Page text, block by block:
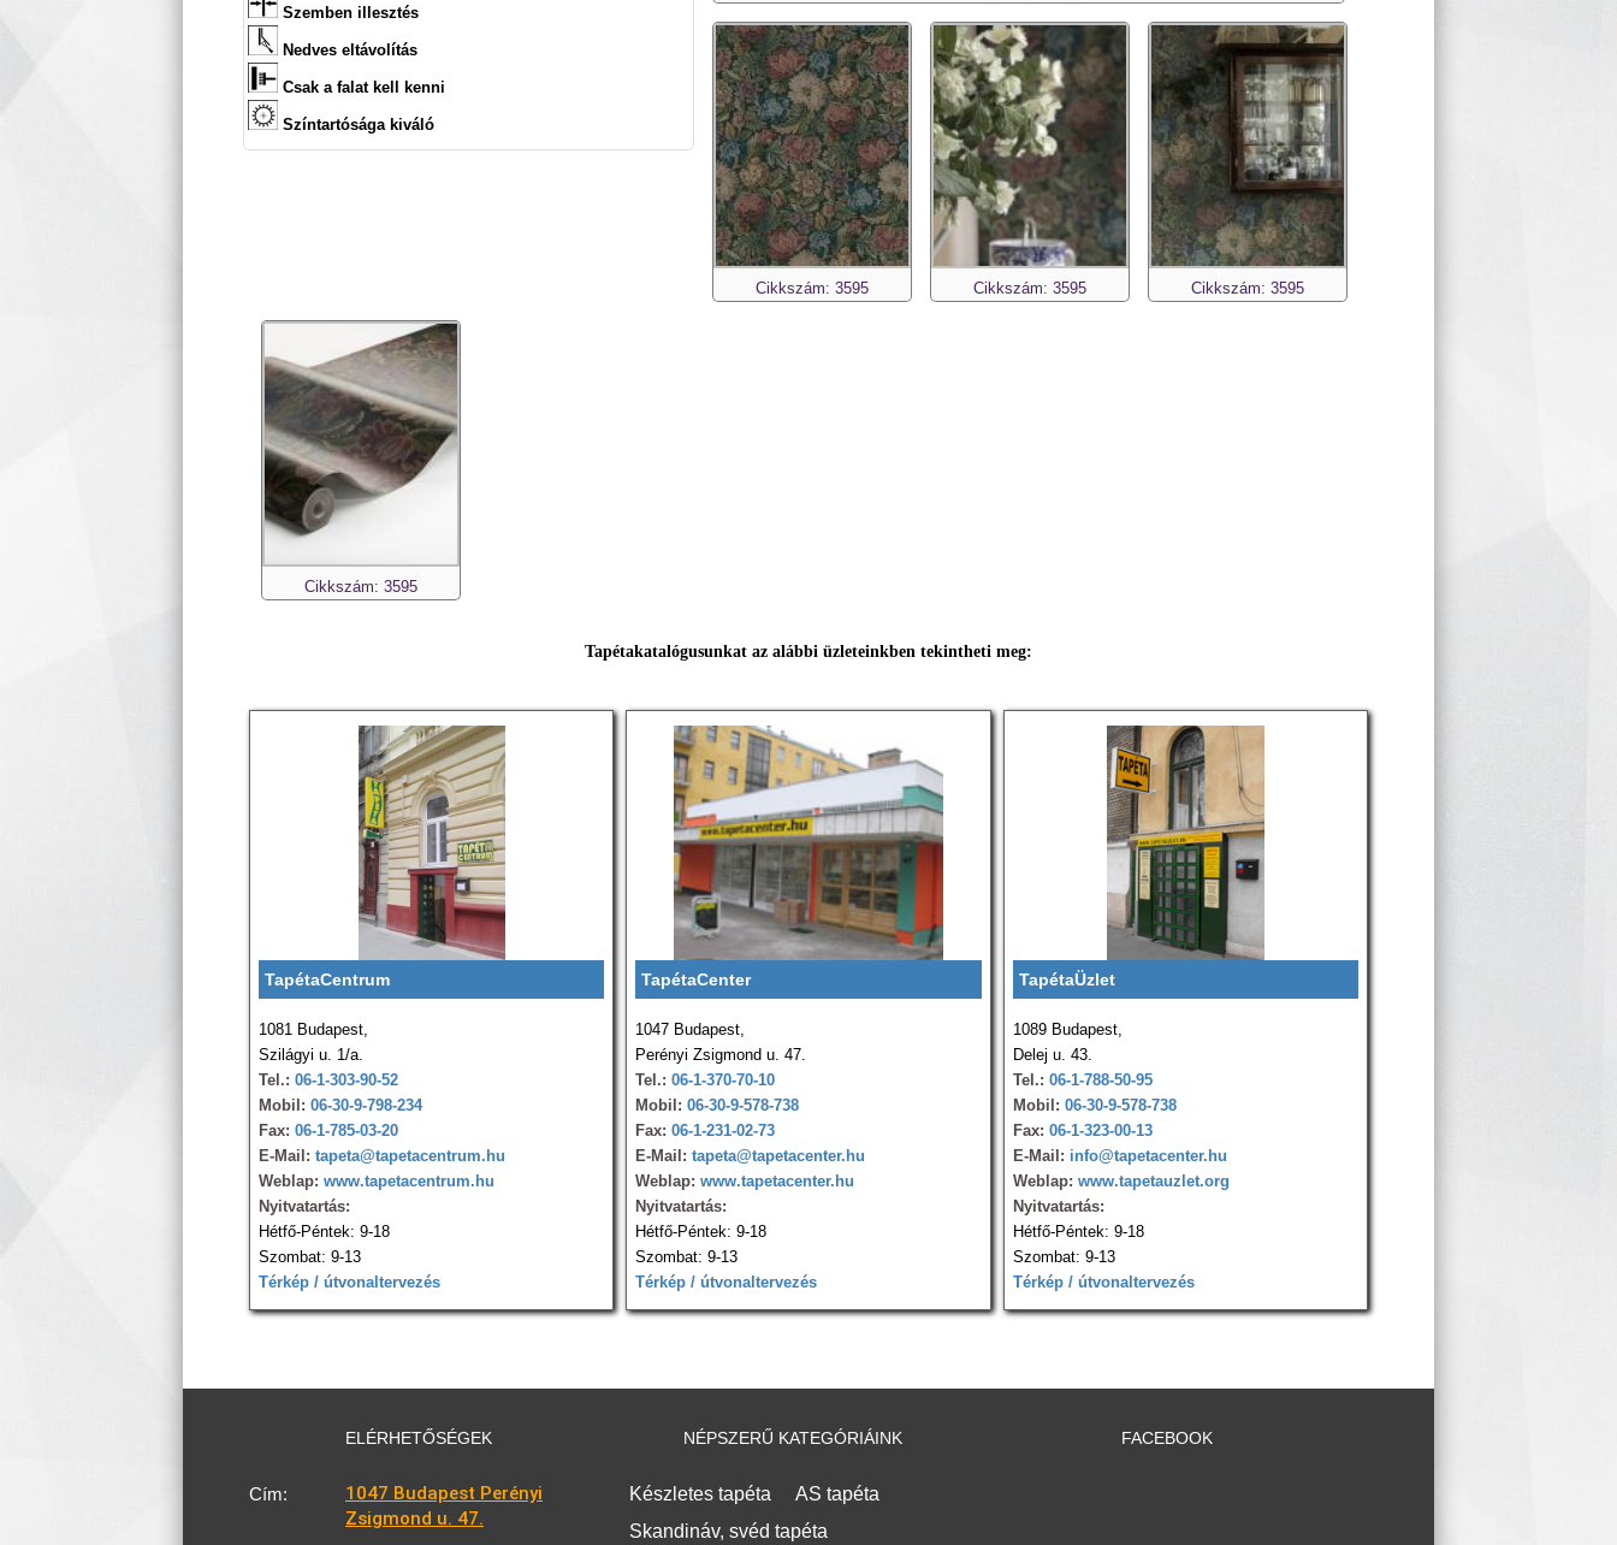
Szemben illesztés
Nedves eltávolítás
Csak a falat kell kenni
Színtartósága kiváló
Cikkszám: 3595 Cikkszám: 3595 Cikkszám: 3595
Cikkszám: 3595
Tapétakatalógusunkat az alábbi üzleteinkben tekintheti meg:
TapétaCentrum
1081 Budapest,
Szilágyi u. 1/a.
Tel.: 06-1-303-90-52
Mobil: 06-30-9-798-234
Fax: 06-1-785-03-20
E-Mail: tapeta@tapetacentrum.hu
Weblap: www.tapetacentrum.hu
Nyitvatartás:
Hétfő-Péntek: 9-18
Szombat: 9-13
Térkép / útvonaltervezés
TapétaCenter
1047 Budapest,
Perényi Zsigmond u. 47.
Tel.: 06-1-370-70-10
Mobil: 06-30-9-578-738
Fax: 06-1-231-02-73
E-Mail: tapeta@tapetacenter.hu
Weblap: www.tapetacenter.hu
Nyitvatartás:
Hétfő-Péntek: 9-18
Szombat: 9-13
Térkép / útvonaltervezés
TapétaÜzlet
1089 Budapest,
Delej u. 43.
Tel.: 06-1-788-50-95
Mobil: 06-30-9-578-738
Fax: 06-1-323-00-13
E-Mail: info@tapetacenter.hu
Weblap: www.tapetauzlet.org
Nyitvatartás:
Hétfő-Péntek: 9-18
Szombat: 9-13
Térkép / útvonaltervezés
ELÉRHETŐSÉGEK
Cím:
1047 Budapest Perényi
Zsigmond u. 47.
NÉPSZERŰ KATEGÓRIÁINK
Készletes tapéta
AS tapéta
Skandináv, svéd tapéta
FACEBOOK